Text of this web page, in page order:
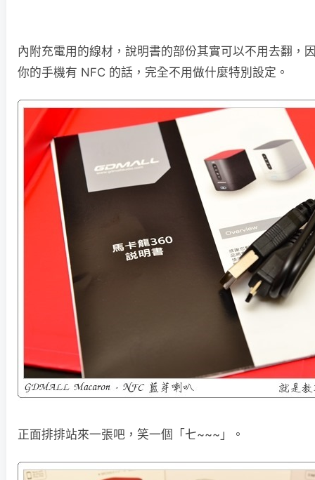
內附充電用的線材，說明書的部份其實可以不用去翻，
你的手機有 NFC 的話，完全不用做什麼特別設定。
正面排排站來一張吧，笑一個「七~~~」。